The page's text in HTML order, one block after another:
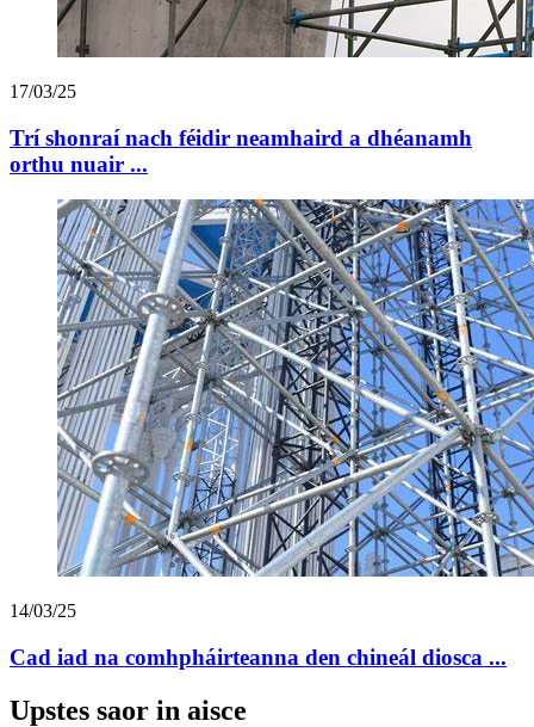
17/03/25
Trí shonraí nach féidir neamhaird a dhéanamh
orthu nuair ...
14/03/25
Cad iad na comhpháirteanna den chineál diosca ...
Upstes saor in aisce